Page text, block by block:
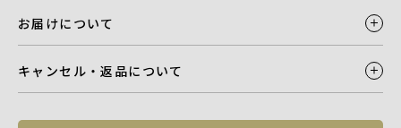
お届けについて
キャンセル・返品について